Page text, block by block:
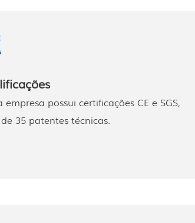
empresa possui certificações CE e SGS,
35 patentes técnicas.